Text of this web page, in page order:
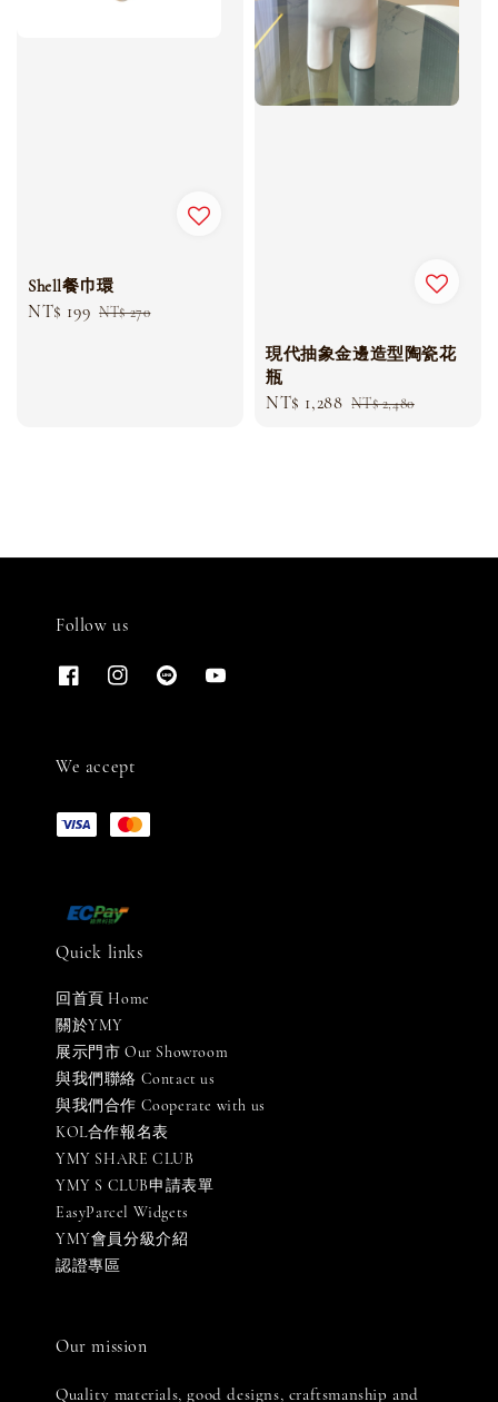
Shell餐巾環
Sale
NT$ 199 Regular
NT$ 270
現代抽象金邊造型陶瓷花
瓶
Sale
NT$ 1,288 Regular
NT$ 2,480
Follow us
We accept
Quick links
回首頁 Home
關於YMY
展示門市 Our Showroom
與我們聯絡 Contact us
與我們合作 Cooperate with us
KOL合作報名表
YMY SHARE CLUB
YMY S CLUB申請表單
EasyParcel Widgets
YMY會員分級介紹
認證專區
Our mission
Quality materials, good designs, craftsmanship and